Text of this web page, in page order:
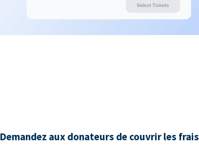
Demandez aux donateurs de couvrir les frais